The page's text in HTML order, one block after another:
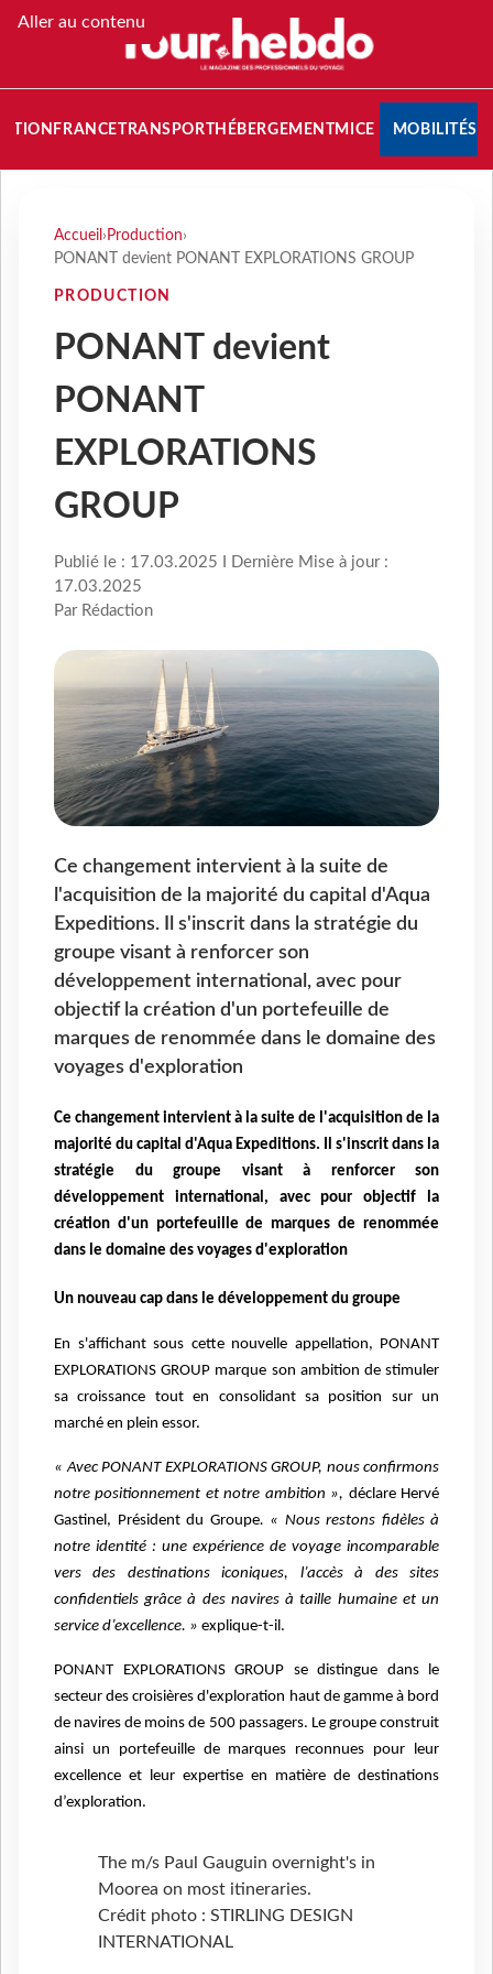
Aller au contenu
FRANCETRANSPORT HÉBERGEMENTMICE MOBILITÉS
Accueil › Production›
PONANT devient PONANT EXPLORATIONS GROUP
PRODUCTION
PONANT devient
PONANT
EXPLORATIONS
GROUP
Publié le : 17.03.2025 I Dernière Mise à jour :
17.03.2025
Par Rédaction
Ce changement intervient à la suite de
l'acquisition de la majorité du capital d'Aqua
Expeditions. Il s'inscrit dans la stratégie du
groupe visant à renforcer son
développement international, avec pour
objectif la création d'un portefeuille de
marques de renommée dans le domaine des
voyages d'exploration
Ce changement intervient à la suite de l'acquisition de la
majorité du capital d'Aqua Expeditions. Il s'inscrit dans la
stratégie du groupe visant à renforcer son
développement international, avec pour objectif la
création d'un portefeuille de marques de renommée
dans le domaine des voyages d'exploration
Un nouveau cap dans le développement du groupe
En s'affichant sous cette nouvelle appellation, PONANT
EXPLORATIONS GROUP marque son ambition de stimuler
sa croissance tout en consolidant sa position sur un
marché en plein essor.
« Avec PONANT EXPLORATIONS GROUP, nous confirmons
notre positionnement et notre ambition », déclare Hervé
Gastinel, Président du Groupe. « Nous restons fidèles à
notre identité : une expérience de voyage incomparable
vers des destinations iconiques, l’accès à des sites
confidentiels grâce à des navires à taille humaine et un
service d’excellence. » explique-t-il.
PONANT EXPLORATIONS GROUP se distingue dans le
secteur des croisières d'exploration haut de gamme à bord
de navires de moins de 500 passagers. Le groupe construit
ainsi un portefeuille de marques reconnues pour leur
excellence et leur expertise en matière de destinations
d’exploration.
The m/s Paul Gauguin overnight's in
Moorea on most itineraries.
Crédit photo : STIRLING DESIGN
INTERNATIONAL